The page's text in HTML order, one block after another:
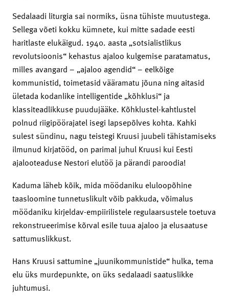
Sedalaadi liturgia sai normiks, üsna tühiste muutustega.
Sellega võeti kokku kümnete, kui mitte sadade eesti
haritlaste elukäigud. 1940. aasta „sotsialistlikus
revolutsioonis“ kehastus ajaloo kulgemise paratamatus,
milles avangard – „ajaloo agendid“ – eelkõige
kommunistid, toimetasid vääramatu jõuna ning aitasid
ületada kodanlike intelligentide „kõhklusi“ ja
klassiteadlikkuse puudujääke. Kõhklustel-kahtlustel
polnud riigipöörajatel isegi lapsepõlves kohta. Kahki
sulest sündinu, nagu teistegi Kruusi juubeli tähistamiseks
ilmunud kirjatööd, on parimal juhul Kruusi kui Eesti
ajalooteaduse Nestori elutöö ja pärandi paroodia!
Kaduma läheb kõik, mida möödaniku eluloopõhine
taasloomine tunnetuslikult võib pakkuda, võimalus
möödaniku kirjeldav-empiirilistele regulaarsustele toetuva
rekonstrueerimise kõrval esile tuua ajaloo ja elusaatuse
sattumuslikkust.
Hans Kruusi sattumine „juunikommunistide“ hulka, tema
elu üks murdepunkte, on üks sedalaadi saatuslikke
juhtumusi.